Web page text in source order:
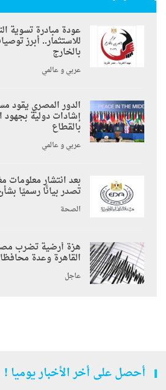
عودة مبادرة تسوية
للاستثمار.. أبرز
بالخارج
عربي و عالمي
الدور المصري يقود
إشادات دولية بجهود
بالقطاع
عربي و عالمي
بعد انتشار معلومات
تصدر بيانًا رسميًا
الصحة
هزة أرضية تضرب
القاهرة وعدة
عاجل
أحصل على أخر الأخبار يوميا !